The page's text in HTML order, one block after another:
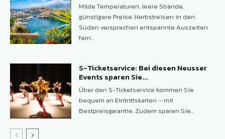
Milde Temperaturen, leere Strände,
günstigere Preise. Herbstreisen in den
Süden versprechen entspannte Auszeiten
fern...
S-Ticketservice: Bei diesen Neusser
Events sparen Sie...
Über den S-Ticketservice kommen Sie
bequem an Eintrittskarten – mit
Bestpreisgarantie. Zudem sparen Sie...